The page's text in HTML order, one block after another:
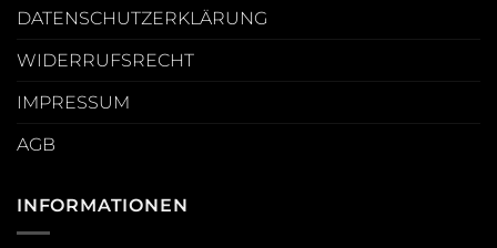
DATENSCHUTZERKLÄRUNG
WIDERRUFSRECHT
IMPRESSUM
AGB
INFORMATIONEN